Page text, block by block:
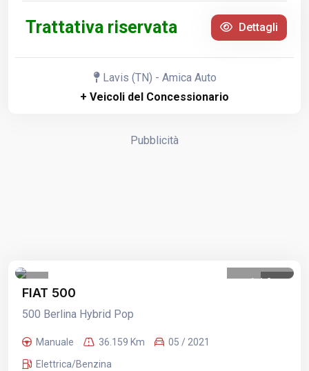
Trattativa riservata Dettagli
Lavis (TN) - Amica Auto
+ Veicoli del Concessionario
Pubblicità
1 /6
FIAT 500
500 Berlina Hybrid Pop
Manuale 36.159 Km
05 / 2021
Elettrica/Benzina